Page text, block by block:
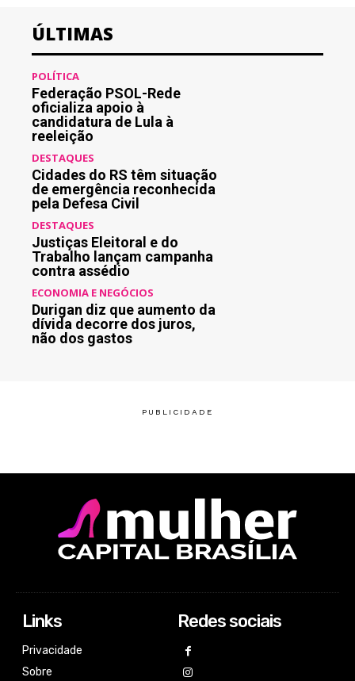
ÚLTIMAS
POLÍTICA
Federação PSOL-Rede
oficializa apoio à
candidatura de Lula à
reeleição
DESTAQUES
Cidades do RS têm situação
de emergência reconhecida
pela Defesa Civil
DESTAQUES
Justiças Eleitoral e do
Trabalho lançam campanha
contra assédio
ECONOMIA E NEGÓCIOS
Durigan diz que aumento da
dívida decorre dos juros,
não dos gastos
Links
Privacidade
Sobre
Redes sociais